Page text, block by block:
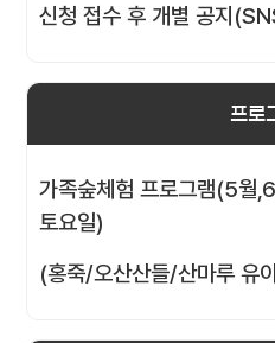
신청 접수 후 개별 공지
프로
가족숲체험 프로그램(5월
토요일)
(홍죽/오산산들/산마루 유